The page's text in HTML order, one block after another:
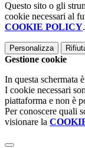
Questo sito o gli
cookie necessari al
COOKIE POLICY.
Personalizza
Gestione cookie
In questa schermata
I cookie necessari
piattaforma e non è
Per conoscere quali
visionare la